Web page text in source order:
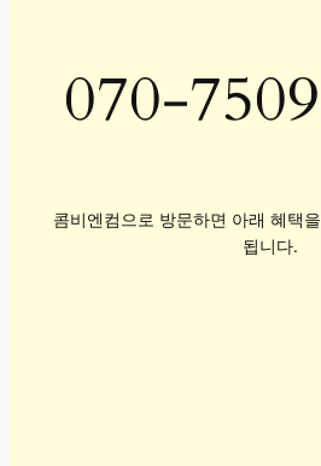
070-
콤비엔컴으로 방문하면 아래 혜택
됩니다.